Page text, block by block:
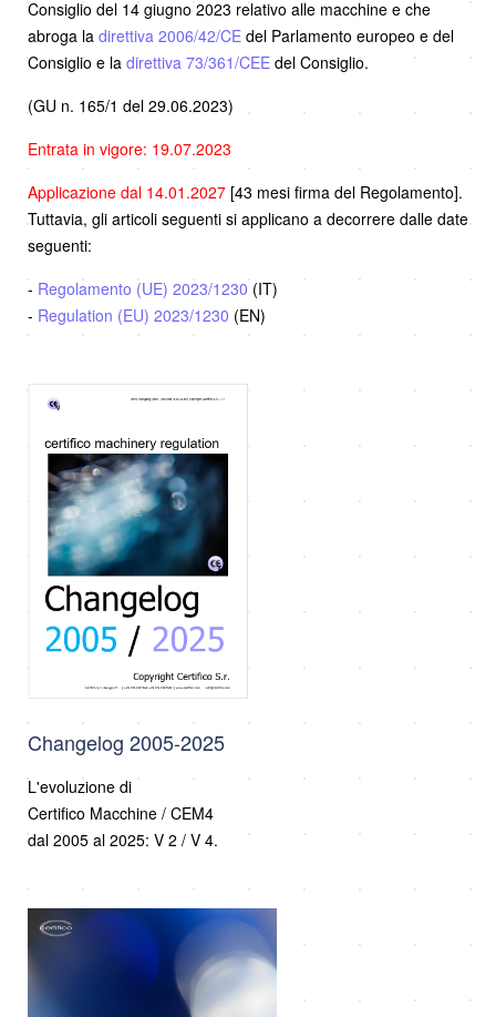
Consiglio del 14 giugno 2023 relativo alle macchine e che
abroga la direttiva 2006/42/CE del Parlamento europeo e del
Consiglio e la direttiva 73/361/CEE del Consiglio.
(GU n. 165/1 del 29.06.2023)
Entrata in vigore: 19.07.2023
Applicazione dal 14.01.2027 [43 mesi firma del Regolamento].
Tuttavia, gli articoli seguenti si applicano a decorrere dalle date
seguenti:
- Regolamento (UE) 2023/1230 (IT)
- Regulation (EU) 2023/1230 (EN)
Changelog 2005-2025
L'evoluzione di
Certifico Macchine / CEM4
dal 2005 al 2025: V 2 / V 4.